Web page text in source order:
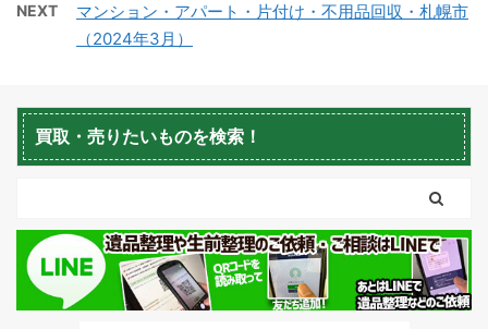
蘭越町不用品回収 黒松内町不用品回収
NEXT
マンション・アパート・片付け・不用品回収・札幌市
（2024年3月）
買取・売りたいものを検索！